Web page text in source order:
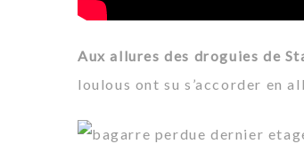
Aux allures des droguies de
loulous ont su s’accorder en